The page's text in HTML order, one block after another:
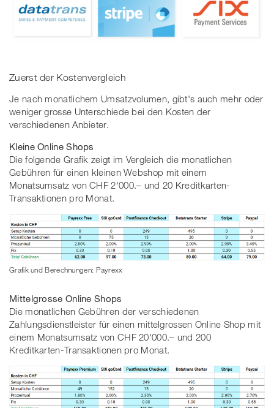
Zuerst der Kostenvergleich
Je nach monatlichem Umsatzvolumen, gibt's auch mehr oder
weniger grosse Unterschiede bei den Kosten der
verschiedenen Anbieter.
Kleine Online Shops
Die folgende Grafik zeigt im Vergleich die monatlichen
Gebühren für einen kleinen Webshop mit einem
Monatsumsatz von CHF 2'000.– und 20 Kreditkarten-
Transaktionen pro Monat.
Grafik und Berechnungen: Payrexx
Mittelgrosse Online Shops
Die monatlichen Gebühren der verschiedenen
Zahlungsdienstleister für einen mittelgrossen Online Shop mit
einem Monatsumsatz von CHF 20'000.– und 200
Kreditkarten-Transaktionen pro Monat.